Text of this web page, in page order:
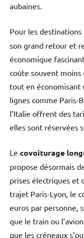
aubaines.
Pour les
son grand retour et
économique
coûte souvent moins
tout en économisant
lignes comme Paris-
l’Italie offrent des
elles sont réservées
Le covoiturage
propose désormais
prises électriques et
trajet Paris-Lyon, le
euros par personne,
que le train ou
que les créneaux